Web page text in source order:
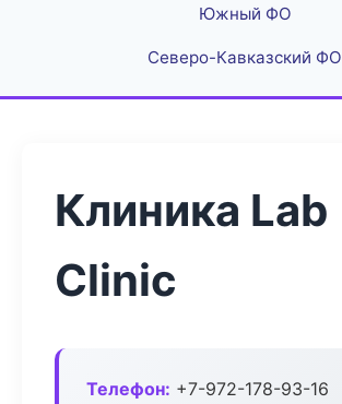
Южный ФО
Северо-Кавказский ФО
Клиника Lab
Clinic
Телефон: +7-972-178-93-16